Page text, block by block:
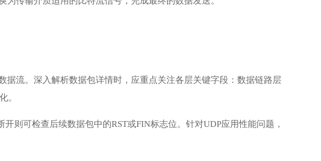
流。深入解析数据包详情时，应重点关注各层关键字段：数据链路层
。
则可检查后续数据包中的RST或FIN标志位。针对UDP应用性能问题，